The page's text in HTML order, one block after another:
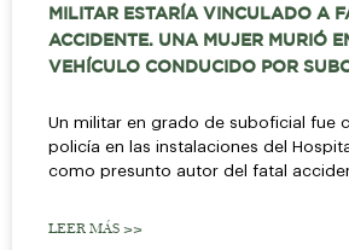
MILITAR ESTARÍA VINCULADO A
ACCIDENTE. UNA MUJER MURIÓ
VEHÍCULO CONDUCIDO POR
Un militar en grado de suboficial fue
policía en las instalaciones del
como presunto autor del fatal
LEER MÁS >>